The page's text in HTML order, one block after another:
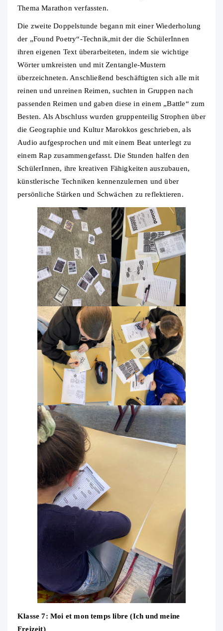
Thema Marathon verfassten.
Die zweite Doppelstunde begann mit einer Wiederholung
der „Found Poetry“-Technik,mit der die SchülerInnen
ihren eigenen Text überarbeiteten, indem sie wichtige
Wörter umkreisten und mit Zentangle-Mustern
überzeichneten. Anschließend beschäftigten sich alle mit
reinen und unreinen Reimen, suchten in Gruppen nach
passenden Reimen und gaben diese in einem „Battle“ zum
Besten. Als Abschluss wurden gruppenteilig Strophen über
die Geographie und Kultur Marokkos geschrieben, als
Audio aufgesprochen und mit einem Beat unterlegt zu
einem Rap zusammengefasst. Die Stunden halfen den
SchülerInnen, ihre kreativen Fähigkeiten auszubauen,
künstlerische Techniken kennenzulernen und über
persönliche Stärken und Schwächen zu reflektieren.
Klasse 7: Moi et mon temps libre (Ich und meine
Freizeit)